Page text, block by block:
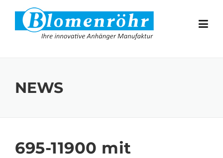
Skip to content
NEWS
695-11900 mit